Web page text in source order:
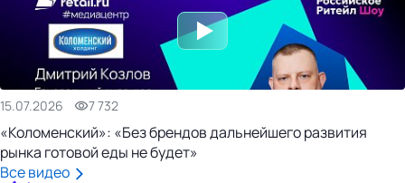
15.07.2026 7 732
«Коломенский»: «Без брендов дальнейшего развития
рынка готовой еды не будет»
Все видео